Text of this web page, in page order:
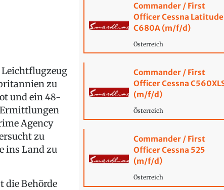
zu
und ein 48-
Agency
zu
ins Land zu
die Behörde
Commander / First
Officer Cessna Latitude
C680A (m/f/d)
Österreich
Commander / First
Officer Cessna
(m/f/d)
Österreich
Commander / First
Officer Cessna 525
(m/f/d)
Österreich